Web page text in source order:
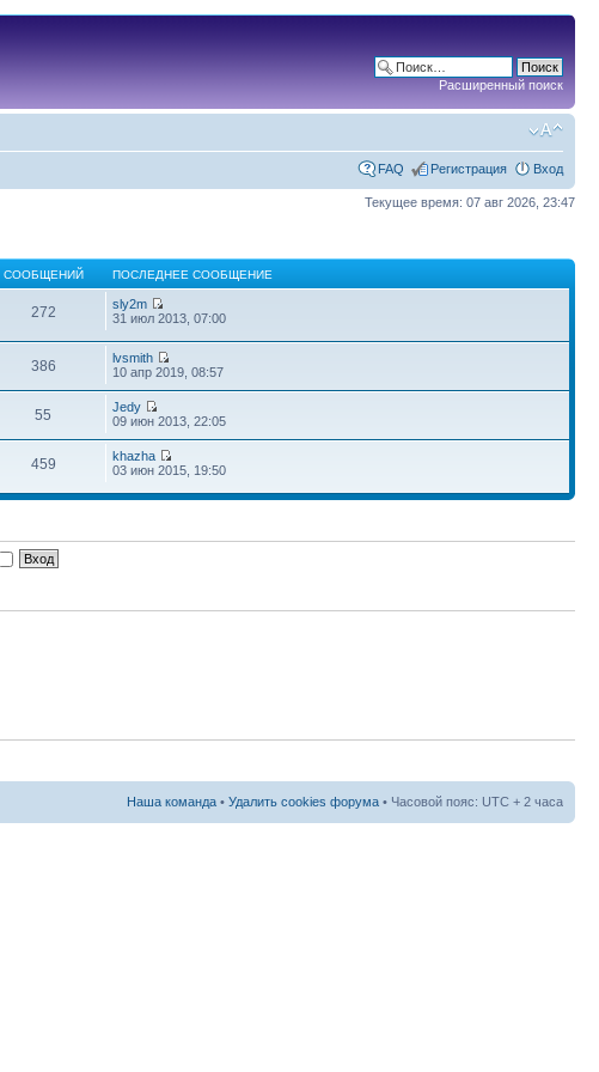
Расширенный поиск
FAQ Регистрация Вход
Текущее время: 07 авг 2026, 23:47
СООБЩЕНИЙ ПОСЛЕДНЕЕ СООБЩЕНИЕ
272
sly2m
31 июл 2013, 07:00
386
lvsmith
10 апр 2019, 08:57
55
Jedy
09 июн 2013, 22:05
459
khazha
03 июн 2015, 19:50
Наша команда • Удалить cookies форума • Часовой пояс: UTC + 2 часа